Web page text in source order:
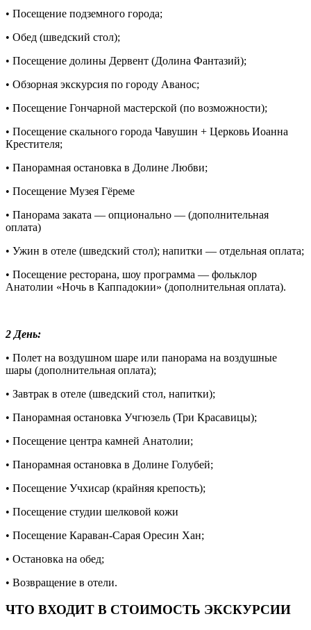
• Посещение подземного города;
• Обед (шведский стол);
• Посещение долины Дервент (Долина Фантазий);
• Обзорная экскурсия по городу Аванос;
• Посещение Гончарной мастерской (по возможности);
• Посещение скального города Чавушин + Церковь Иоанна
Крестителя;
• Панорамная остановка в Долине Любви;
• Посещение Музея Гёреме
• Панорама заката — опционально — (дополнительная
оплата)
• Ужин в отеле (шведский стол); напитки — отдельная оплата;
• Посещение ресторана, шоу программа — фольклор
Анатолии «Ночь в Каппадокии» (дополнительная оплата).
2 День:
• Полет на воздушном шаре или панорама на воздушные
шары (дополнительная оплата);
• Завтрак в отеле (шведский стол, напитки);
• Панорамная остановка Учгюзель (Три Красавицы);
• Посещение центра камней Анатолии;
• Панорамная остановка в Долине Голубей;
• Посещение Учхисар (крайняя крепость);
• Посещение студии шелковой кожи
• Посещение Караван-Сарая Оресин Хан;
• Остановка на обед;
• Возвращение в отели.
ЧТО ВХОДИТ В СТОИМОСТЬ ЭКСКУРСИИ